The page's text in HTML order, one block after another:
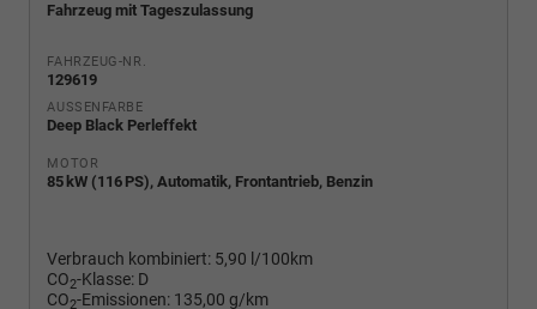
Fahrzeug mit Tageszulassung
FAHRZEUG-NR.
129619
AUSSENFARBE
Deep Black Perleffekt
MOTOR
85 kW (116 PS), Automatik, Frontantrieb, Benzin
Verbrauch kombiniert: 5,90 l/100km
CO2-Klasse: D
CO2-Emissionen: 135,00 g/km